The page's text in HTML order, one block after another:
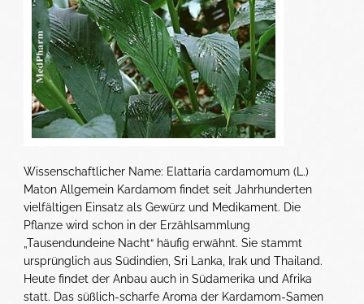
Wissenschaftlicher Name: Elattaria cardamomum (L.)
Maton Allgemein Kardamom findet seit Jahrhunderten
vielfältigen Einsatz als Gewürz und Medikament. Die
Pflanze wird schon in der Erzählsammlung
„Tausendundeine Nacht“ häufig erwähnt. Sie stammt
ursprünglich aus Südindien, Sri Lanka, Irak und Thailand.
Heute findet der Anbau auch in Südamerika und Afrika
statt. Das süßlich-scharfe Aroma der Kardamom-Samen